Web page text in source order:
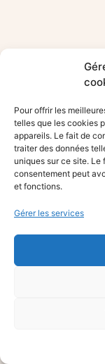
Pour offrir les
telles que les cookies
appareils. Le fait de
traiter des données
uniques sur ce site. Le
consentement peut
et fonctions.
Gérer les services